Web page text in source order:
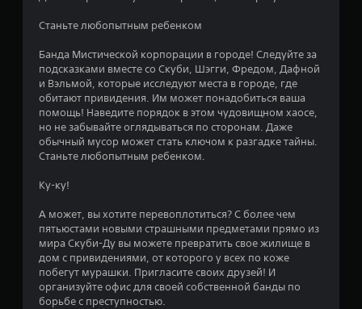
з
в
е
з
а
о
с
Станьте любопытным ребенком
Банда Мистической корпорации в городе! Следуйте за
подсказками вместе со Скуби, Шэгги, Фредом, Дафной
и Вэльмой, которые исследуют места в городе, где
обитают привидения. Им может понадобиться ваша
помощь! Наведите порядок в этом чудовищном хаосе,
но не забывайте оглядываться по сторонам. Даже
обычный мусор может стать ключом к разгадке тайны.
Станьте любопытным ребенком.
Ку-ку!
А может, вы хотите перевоплотиться? С более чем
пятьюстами новыми страшными предметами прямо из
мира Скуби-Ду вы можете превратить свое жилище в
дом с привидениями, от которого у всех по коже
побегут мурашки. Пригласите своих друзей! И
организуйте офис для своей собственной банды по
борьбе с преступностью.